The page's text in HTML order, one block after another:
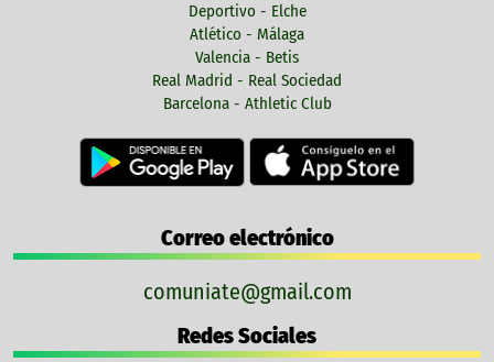
Deportivo - Elche
Atlético - Málaga
Valencia - Betis
Real Madrid - Real Sociedad
Barcelona - Athletic Club
Correo electrónico
comuniate@gmail.com
Redes Sociales